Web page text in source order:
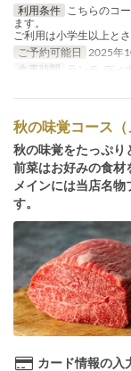
利用条件 こちらのコ
ます。
ご利用は小学生以上と
ご予約可能日 2025年
食事時間
ランチ, ディ
秋の味覚コース（
秋の味覚をたっぷり
前菜はお好みの食材
メインには当店名物
す。
カード情報の入